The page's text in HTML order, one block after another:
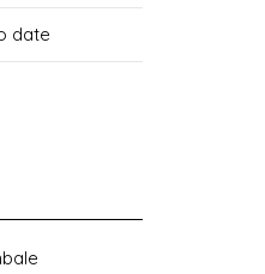
date